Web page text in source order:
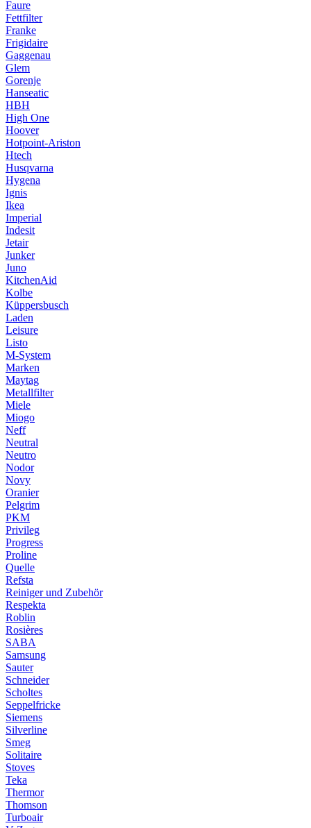
Faure
Fettfilter
Franke
Frigidaire
Gaggenau
Glem
Gorenje
Hanseatic
HBH
High One
Hoover
Hotpoint-Ariston
Htech
Husqvarna
Hygena
Ignis
Ikea
Imperial
Indesit
Jetair
Junker
Juno
KitchenAid
Kolbe
Küppersbusch
Laden
Leisure
Listo
M-System
Marken
Maytag
Metallfilter
Miele
Miogo
Neff
Neutral
Neutro
Nodor
Novy
Oranier
Pelgrim
PKM
Privileg
Progress
Proline
Quelle
Refsta
Reiniger und Zubehör
Respekta
Roblin
Rosières
SABA
Samsung
Sauter
Schneider
Scholtes
Seppelfricke
Siemens
Silverline
Smeg
Solitaire
Stoves
Teka
Thermor
Thomson
Turboair